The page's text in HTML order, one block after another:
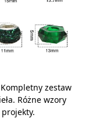
Kompletny zestaw
Różne wzory